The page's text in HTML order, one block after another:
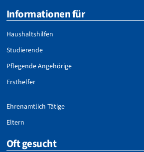
Informationen für
Haushaltshilfen
Studierende
Pflegende Angehörige
Ersthelfer
Ehrenamtlich Tätige
Eltern
Oft gesucht